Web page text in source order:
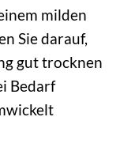
milden
Sie darauf,
gut trocknen
Bedarf